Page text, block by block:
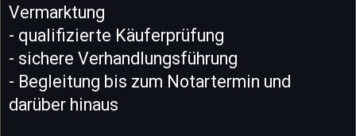
Vermarktung
- qualifizierte Käuferprüfung
- sichere Verhandlungsführung
- Begleitung bis zum Notartermin und
darüber hinaus